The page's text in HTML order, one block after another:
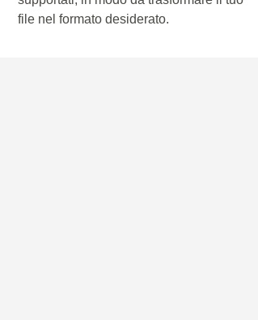
file nel formato desiderato.